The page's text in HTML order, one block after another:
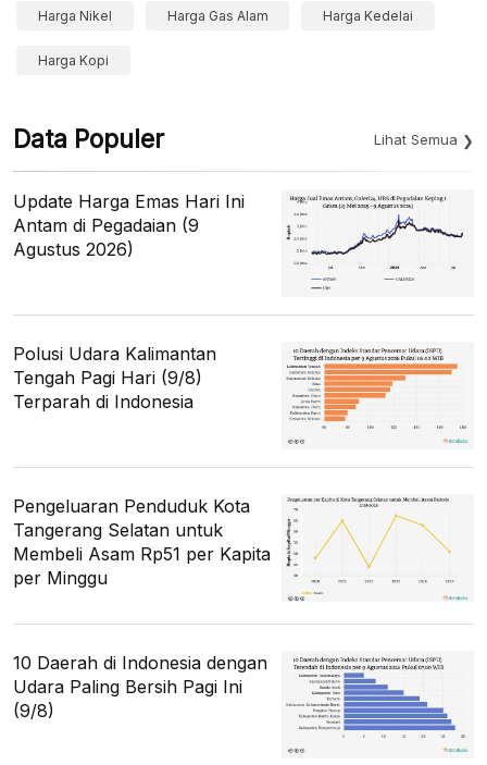
Harga Nikel Harga Gas Alam Harga Kedelai
Harga Kopi
Data Populer Lihat Semua
Update Harga Emas Hari Ini
Antam di Pegadaian (9
Agustus 2026)
Polusi Udara Kalimantan
Tengah Pagi Hari (9/8)
Terparah di Indonesia
Pengeluaran Penduduk Kota
Tangerang Selatan untuk
Membeli Asam Rp51 per Kapita
per Minggu
10 Daerah di Indonesia dengan
Udara Paling Bersih Pagi Ini
(9/8)